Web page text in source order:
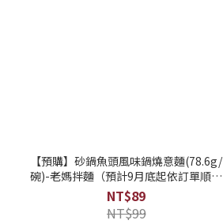
【預購】砂鍋魚頭風味鍋燒意麵(78.6g/
碗)-老媽拌麵（預計9月底起依訂單順序
陸續出貨）
NT$89
NT$99